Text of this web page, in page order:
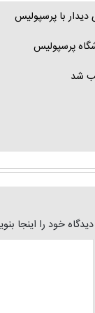
دیدار با پرسپولیس
پرسپولیس
شد
دیدگاه خود را اینجا